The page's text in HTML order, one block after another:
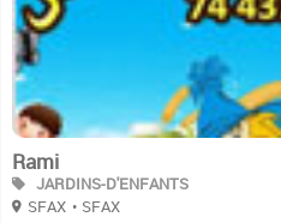
Rami
JARDINS-D'ENFANTS
SFAX • SFAX